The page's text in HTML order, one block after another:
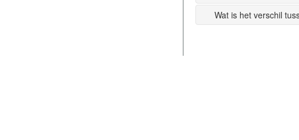
Wat is het verschil